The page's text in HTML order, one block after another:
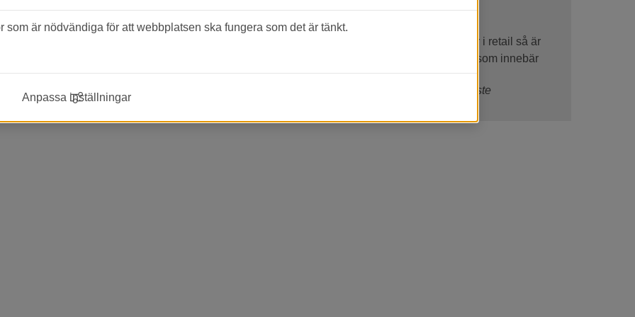
som är nödvändiga för att webbplatsen ska fungera som det är tänkt.
Anpassa inställningar
2021-12-07
Så gick det för Elgiganten på Black Friday
Elgiganten har de senaste åren haft en fantastisk tillväxt och precis som för flera aktörer i retail så är
Black Friday den absolut största försäljningsdagen. Det är också den perioden på året som innebär
den största utmaningen i produktionen och det företaget förbereder sig för hela året.
Här berättar LogPoint-företaget Elgigianten Logistik AB med egna ord om deras viktigaste
försäljningsperiod och hur de möter utmaningarna som kommer m...